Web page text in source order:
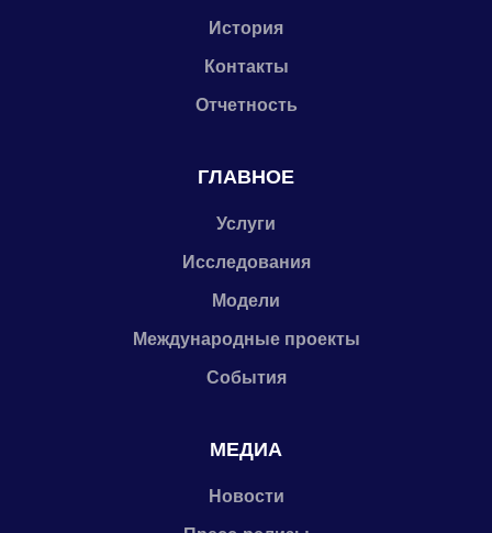
История
Контакты
Отчетность
ГЛАВНОЕ
Услуги
Исследования
Модели
Международные проекты
События
МЕДИА
Новости